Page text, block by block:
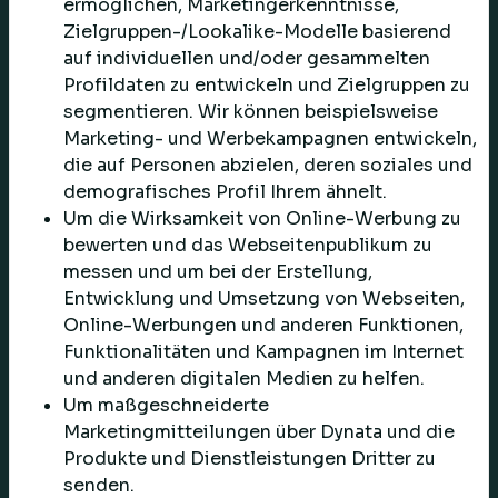
ermöglichen, Marketingerkenntnisse,
Zielgruppen-/Lookalike-Modelle basierend
auf individuellen und/oder gesammelten
Profildaten zu entwickeln und Zielgruppen zu
segmentieren. Wir können beispielsweise
Marketing- und Werbekampagnen entwickeln,
die auf Personen abzielen, deren soziales und
demografisches Profil Ihrem ähnelt.
Um die Wirksamkeit von Online-Werbung zu
bewerten und das Webseitenpublikum zu
messen und um bei der Erstellung,
Entwicklung und Umsetzung von Webseiten,
Online-Werbungen und anderen Funktionen,
Funktionalitäten und Kampagnen im Internet
und anderen digitalen Medien zu helfen.
Um maßgeschneiderte
Marketingmitteilungen über Dynata und die
Produkte und Dienstleistungen Dritter zu
senden.